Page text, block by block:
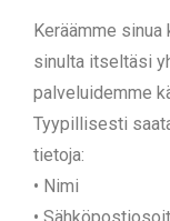
Keräämme
sinulta itseltäsi
palveluidemme
Tyypillisesti
tietoja:
• Nimi